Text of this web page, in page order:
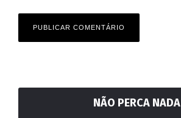
NÃO PERCA NADA